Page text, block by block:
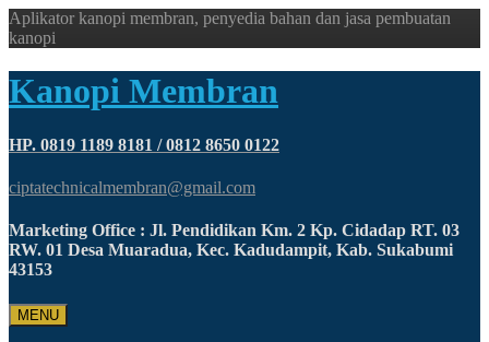
Aplikator kanopi membran, penyedia bahan dan jasa pembuatan
kanopi
Kanopi Membran
HP. 0819 1189 8181 / 0812 8650 0122
ciptatechnicalmembran@gmail.com
Marketing Office : Jl. Pendidikan Km. 2 Kp. Cidadap RT. 03
RW. 01 Desa Muaradua, Kec. Kadudampit, Kab. Sukabumi
43153
MENU